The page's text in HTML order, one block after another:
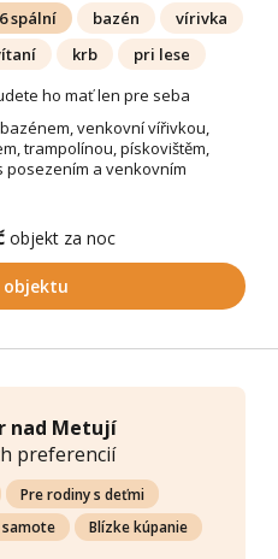
6 spální bazén
vírivka
krb
pri lese
ho mať len pre seba
venkovní vířivkou,
trampolínou, pískovištěm,
a venkovním
objekt za noc
nad Metují
preferencií
Pre rodiny s deťmi
samote
Blízke kúpanie